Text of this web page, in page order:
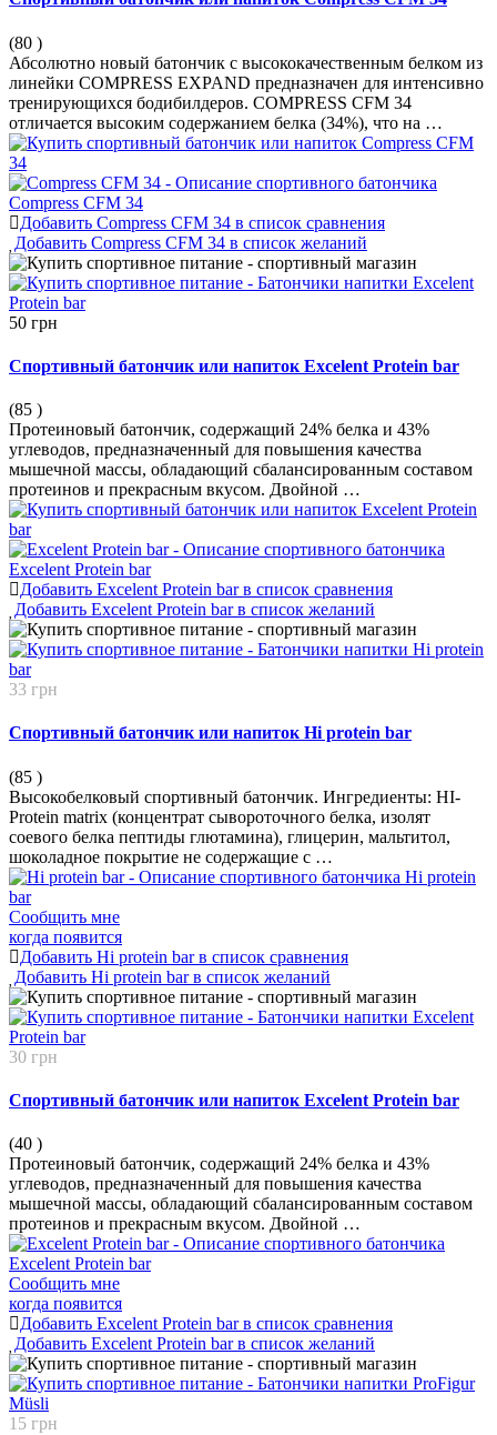
(80 )
Абсолютно новый батончик с высококачественным белком из
линейки COMPRESS EXPAND предназначен для интенсивно
тренирующихся бодибилдеров. COMPRESS CFM 34
отличается высоким содержанием белка (34%), что на …
Добавить Compress CFM 34 в список сравнения
Добавить Compress CFM 34 в список желаний
50 грн
Спортивный батончик или напиток Excelent Protein bar
(85 )
Протеиновый батончик, содержащий 24% белка и 43%
углеводов, предназначенный для повышения качества
мышечной массы, обладающий сбалансированным составом
протеинов и прекрасным вкусом. Двойной …
Добавить Excelent Protein bar в список сравнения
Добавить Excelent Protein bar в список желаний
33 грн
Спортивный батончик или напиток Hi protein bar
(85 )
Высокобелковый спортивный батончик. Ингредиенты: HI-
Protein matrix (концентрат сывороточного белка, изолят
соевого белка пептиды глютамина), глицерин, мальтитол,
шоколадное покрытие не содержащие с …
Сообщить мне
когда появится
Добавить Hi protein bar в список сравнения
Добавить Hi protein bar в список желаний
30 грн
Спортивный батончик или напиток Excelent Protein bar
(40 )
Протеиновый батончик, содержащий 24% белка и 43%
углеводов, предназначенный для повышения качества
мышечной массы, обладающий сбалансированным составом
протеинов и прекрасным вкусом. Двойной …
Сообщить мне
когда появится
Добавить Excelent Protein bar в список сравнения
Добавить Excelent Protein bar в список желаний
15 грн